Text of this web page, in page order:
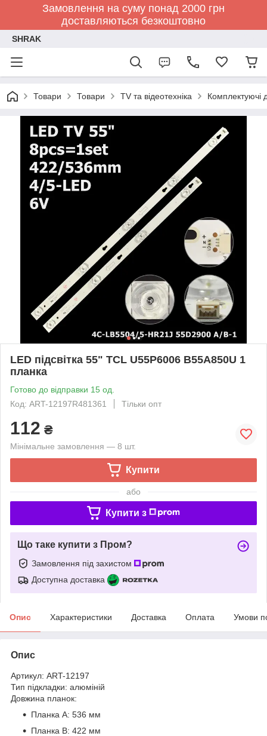
Замовлення на суму понад 2000 грн
доставляються безкоштовно
SHRAK
Товари Товари TV та відеотехніка Комплектуючі
LED підсвітка 55" TCL U55P6006 B55A850U 1
планка
Готово до відправки 15 од.
Код: ART-12197R481361
Тільки опт
112 ₴
Мінімальне замовлення — 8 шт.
Купити
або
Купити з
Що таке купити з Пром?
Замовлення під захистом
Доступна доставка
Опис Характеристики Доставка Оплата Умови
Опис
Артикул: ART-12197
Тип підкладки: алюміній
Довжина планок:
Планка A: 536 мм
Планка B: 422 мм